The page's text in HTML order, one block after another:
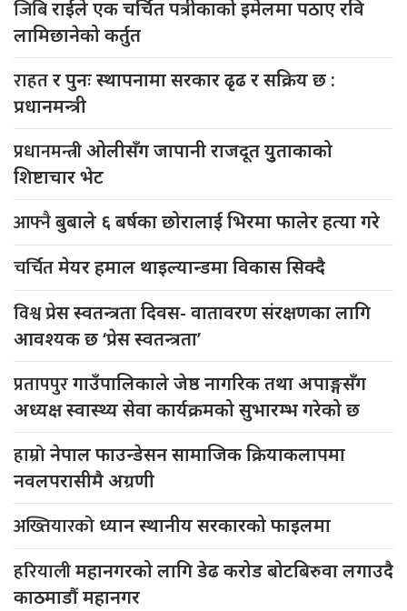
जिबिराईले एक चर्चित पत्रीकाको इमेलमा पठाए रवि
लामिछानेको कर्तुत
राहतर पुनः स्थापनामा सरकार ढृढ र सक्रिय छ :
प्रधानमन्त्री
प्रधानमन्त्रीओलीसँग जापानी राजदूत युुताकाको
शिष्टाचार भेट
आफ्नैबुबाले ६ बर्षका छोरालाई भिरमा फालेर हत्या गरे
चर्चितमेयर हमाल थाइल्यान्डमा विकास सिक्दै
विश्वप्रेस स्वतन्त्रता दिवस- वातावरण संरक्षणका लागि
आवश्यक छ ‘प्रेस स्वतन्त्रता’
प्रतापपुरगाउँपालिकाले जेष्ठ नागरिक तथा अपाङ्गसँग
अध्यक्ष स्वास्थ्य सेवा कार्यक्रमको सुभारम्भ गरेको छ
हाम्रोनेपाल फाउन्डेसन सामाजिक क्रियाकलापमा
नवलपरासीमै अग्रणी
अख्तियारको ध्यान स्थानीय सरकारको फाइलमा
हरियालीमहानगरको लागि डेढ करोड बोटबिरुवा लगाउदै
काठमाडौं महानगर